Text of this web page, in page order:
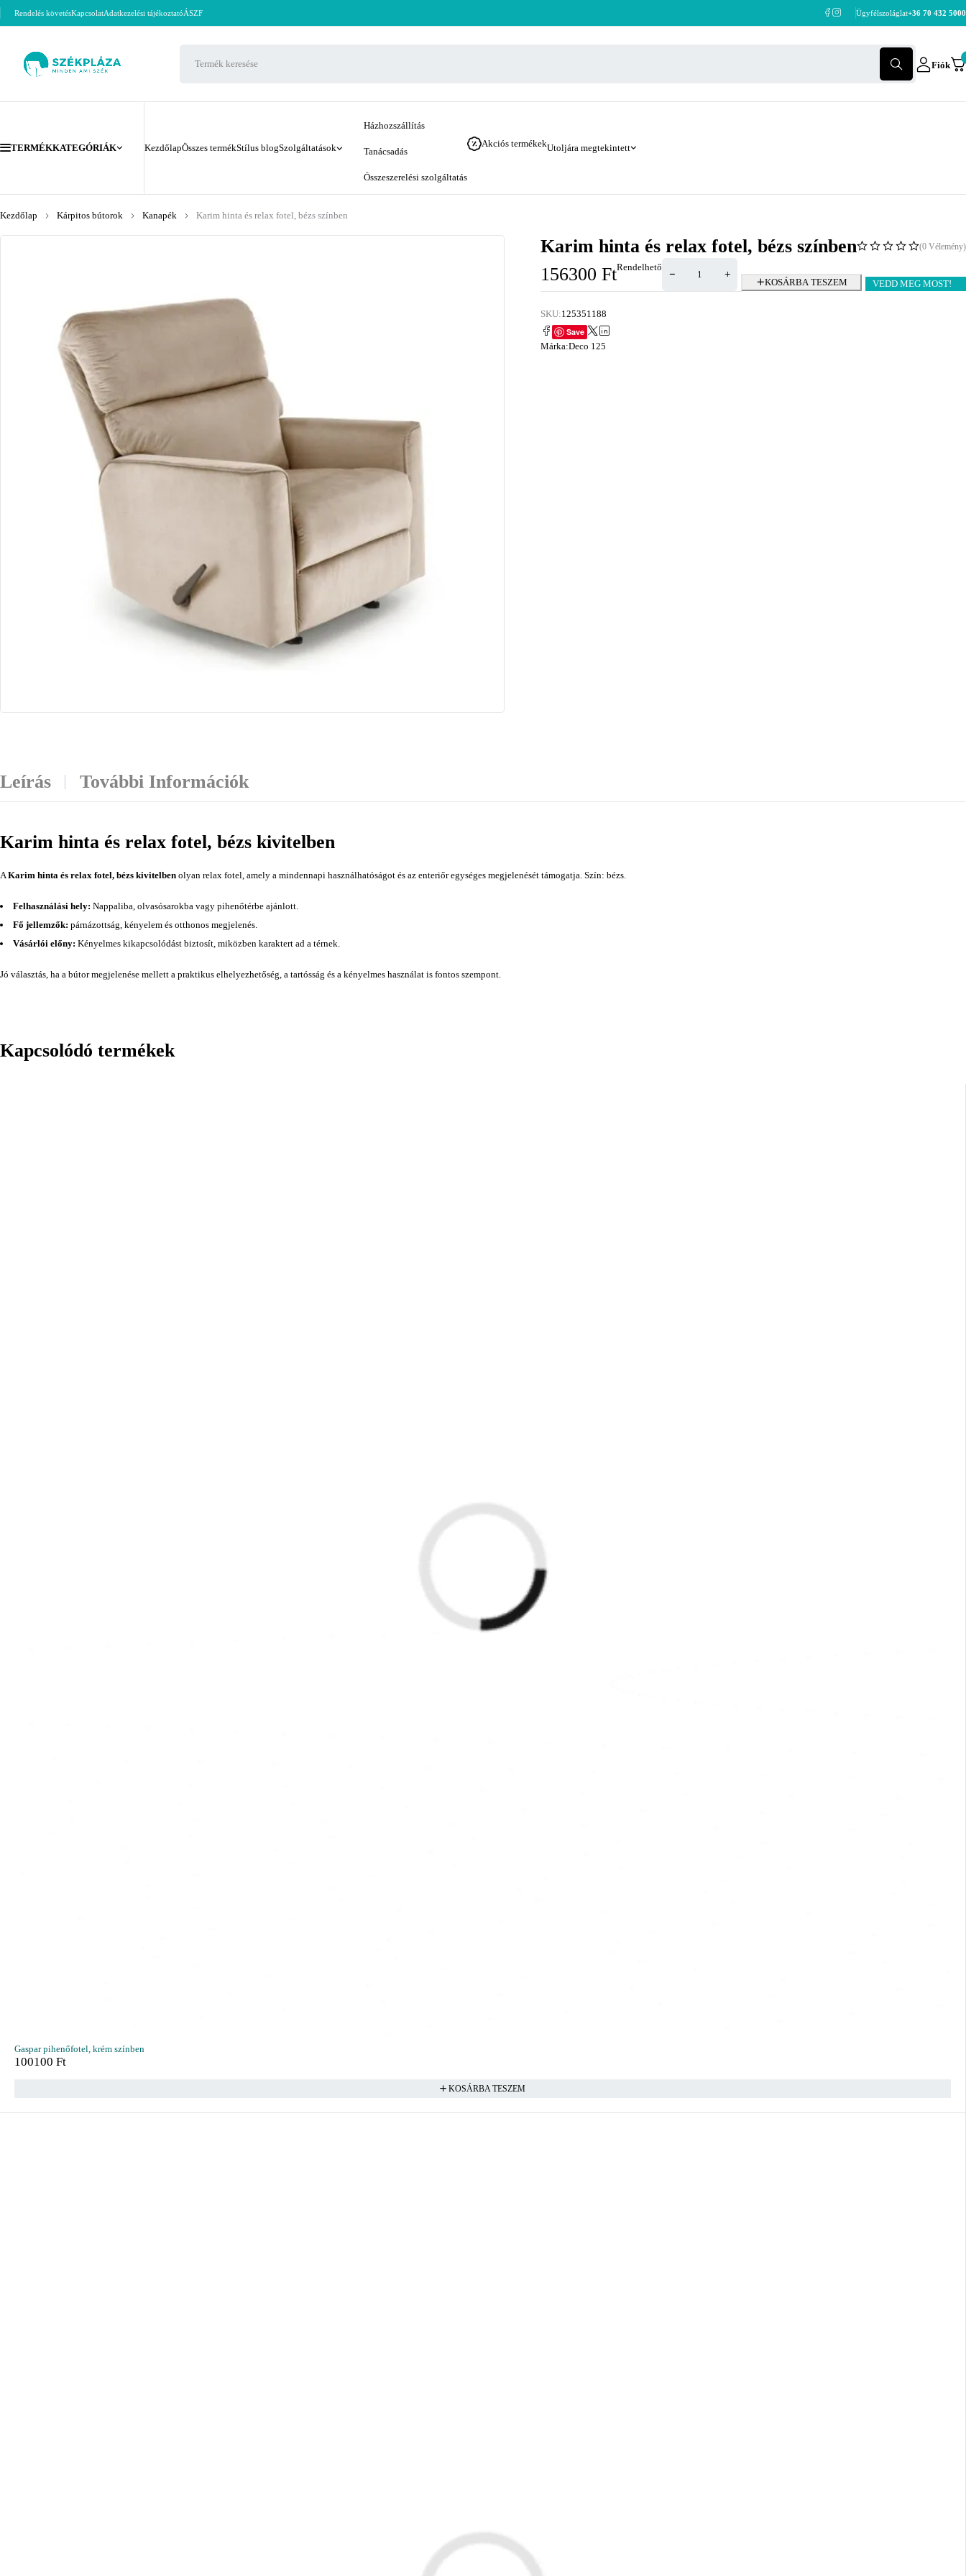
Rendelés követésKapcsolatAdatkezelési tájékoztatóÁSZF Ügyfélszoláglat+36 70 432 5000
Fiók
TERMÉKKATEGÓRIÁK KezdőlapÖsszes termékStílus blogSzolgáltatások
Házhozszállítás
Tanácsadás
Összeszerelési szolgáltatás
Akciós termékekUtoljára megtekintett
Kezdőlap Kárpitos bútorok Kanapék Karim hinta és relax fotel, bézs színben
Karim hinta és relax fotel, bézs színben (0 Vélemény)
156300 FtRendelhető
KOSÁRBA TESZEM
VEDD MEG MOST!
SKU:125351188
Save
Márka:Deco 125
Leírás További Információk
Karim hinta és relax fotel, bézs kivitelben
A Karim hinta és relax fotel, bézs kivitelben olyan relax fotel, amely a mindennapi használhatóságot és az enteriőr egységes megjelenését támogatja. Szín: bézs.
Felhasználási hely: Nappaliba, olvasósarokba vagy pihenőtérbe ajánlott.
Fő jellemzők: párnázottság, kényelem és otthonos megjelenés.
Vásárlói előny: Kényelmes kikapcsolódást biztosít, miközben karaktert ad a térnek.
Jó választás, ha a bútor megjelenése mellett a praktikus elhelyezhetőség, a tartósság és a kényelmes használat is fontos szempont.
Kapcsolódó termékek
Gaspar pihenőfotel, krém színben
100100 Ft
KOSÁRBA TESZEM